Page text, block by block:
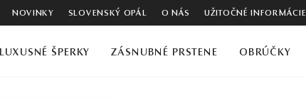
NOVINKY SLOVENSKÝ OPÁL O NÁS UŽITOČNÉ INFORMÁCIE
LUXUSNÉ ŠPERKY ZÁSNUBNÉ PRSTENE OBRÚČKY